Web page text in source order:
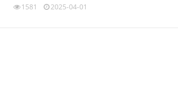
1581 2025-04-01